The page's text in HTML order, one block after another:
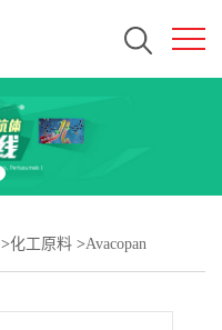
>化工原料 >Avacopan